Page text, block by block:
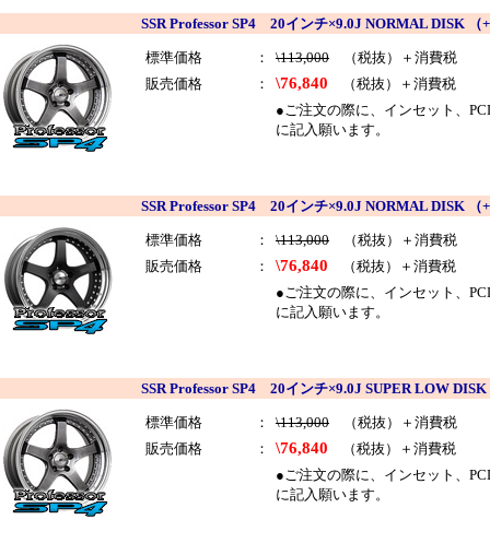
SSR Professor SP4 20インチ×9.0J NORMAL DISK
標準価格 ： \113,000 （税抜）＋消費税
販売価格
： \76,840 （税抜）＋消費税
●ご注文の際に、インセット、
に記入願います。
SSR Professor SP4 20インチ×9.0J NORMAL DISK
標準価格 ： \113,000 （税抜）＋消費税
販売価格
： \76,840 （税抜）＋消費税
●ご注文の際に、インセット、
に記入願います。
SSR Professor SP4 20インチ×9.0J SUPER LOW
標準価格 ： \113,000 （税抜）＋消費税
販売価格
： \76,840 （税抜）＋消費税
●ご注文の際に、インセット、
に記入願います。